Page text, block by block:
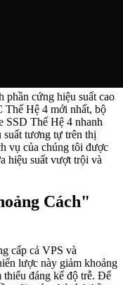
phần cứng hiệu suất cao
Hệ 4 mới nhất, bộ
Thế Hệ 4 nhanh
tương tự trên thị
vụ của chúng tôi được
hiệu suất vượt trội và
Cách"
cấp cả VPS và
lược này giảm khoảng
thiểu đáng kể độ trễ. Để